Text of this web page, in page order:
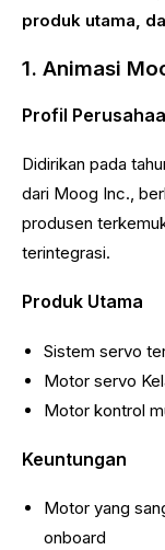
produk utama,
1. Animasi
Profil
Didirikan pada
dari Moog Inc.,
produsen
terintegrasi.
Produk Utama
Sistem servo
Motor servo
Motor kontrol
Keuntungan
Motor yang
onboard